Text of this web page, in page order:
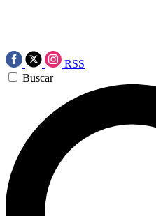
RSS
Buscar